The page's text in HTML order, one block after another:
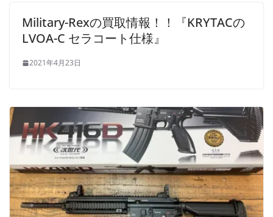
Military-Rexの買取情報！！『KRYTACの
LVOA-C セラコート仕様』
2021年4月23日